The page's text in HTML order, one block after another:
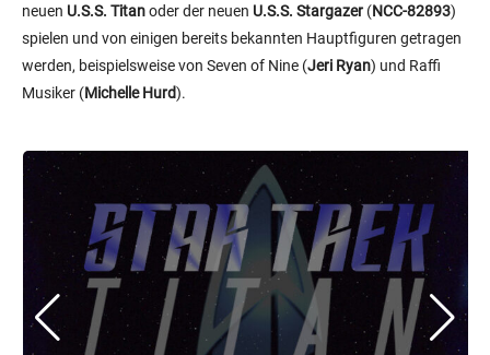
neuen U.S.S. Titanoder der neuen U.S.S. Stargazer (NCC-82893)
spielen und von einigen bereits bekannten Hauptfiguren getragen
werden, beispielsweise von Seven of Nine (Jeri Ryan) und Raffi
Musiker (Michelle Hurd).